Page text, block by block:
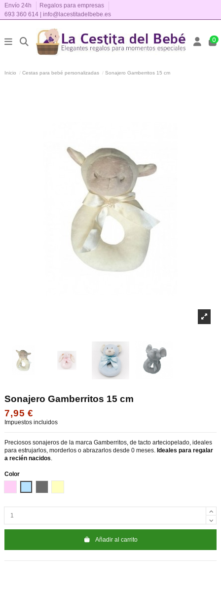
Envío 24h
Regalos para empresas
693 360 614 | info@lacestitadelbebe.es
0
Inicio Cestas para bebé personalizadas Sonajero Gamberritos 15 cm
Sonajero Gamberritos 15 cm
7,95 €
Impuestos incluidos
Preciosos sonajeros de la marca Gamberritos, de tacto arteciopelado, ideales
para estrujarlos, morderlos o abrazarlos desde 0 meses. Ideales para regalar
a recién nacidos.
Color
Añadir al carrito